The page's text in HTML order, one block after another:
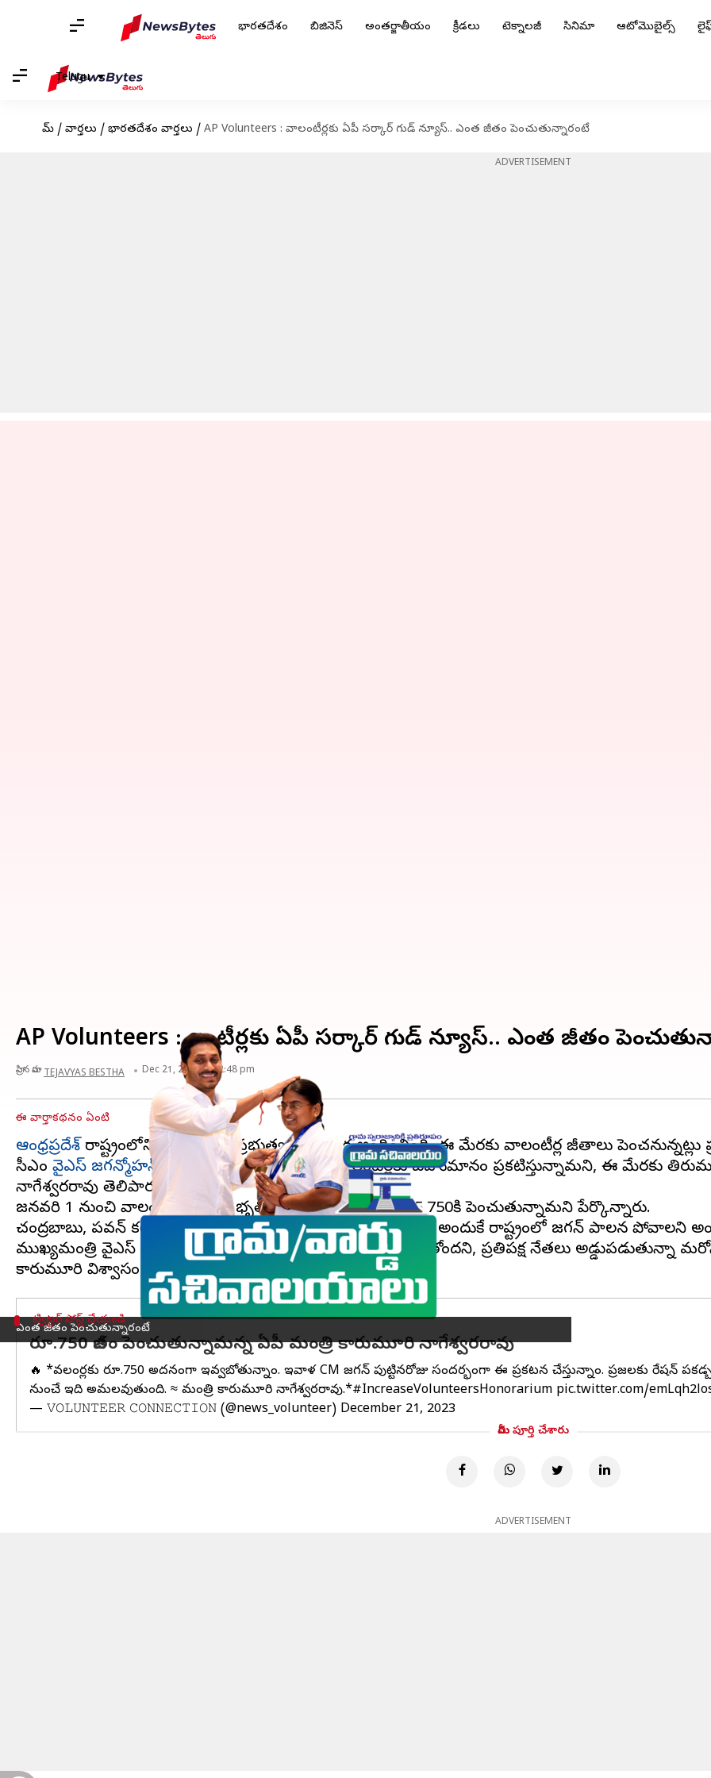
భారతదేశం బిజినెస్ అంతర్జాతీయం క్రీడలు టెక్నాలజీ సినిమా ఆటోమొబైల్స్
Telugu
హోమ్ / వార్తలు / భారతదేశం వార్తలు / AP Volunteers : వాలంటీర్లకు ఏపీ సర్కార్ గుడ్ న్యూస్.. ఎంత జీతం పెంచుతున్నారంటే
ADVERTISEMENT
ఎంత జీతం పెంచుతున్నారంటే
AP Volunteers : వాలంటీర్లకు ఏపీ సర్కార్ గుడ్ న్యూస్.. ఎంత జీతం
వ్రాసిన వారు TEJAVYAS BESTHA Dec 21, 2023 02:48 pm
ఈ వార్తాకథనం ఏంటి
ఆంధ్రప్రదేశ్ రాష్ట్రంలోని వాలంటీర్లకు ప్రభుత్వం శుభవార్త అందించింది. ఈ మేరకు వాలంటీర్ల జీతాలు పెంచనున్నట్లు
సీఎం వైఎస్ జగన్మోహన్ రెడ్డి
పుట్టినరోజు సందర్భంగా వాలంటీర్లకు బహుమానం ప్రకటిస్తున్నామని, ఈ మేరకు
నాగేశ్వరరావు తెలిపారు.
జనవరి 1 నుంచి వాలంటీర్లకు గౌరవ భృతిని రూ.5 వేల నుంచి రూ.5,750కి పెంచుతున్నామని పేర్కొన్నారు.
చంద్రబాబు, పవన్ కల్యాణ్'లు రాష్ట్రాన్ని దోచుకోవాలని చూస్తున్నారని, అందుకే రాష్ట్రంలో జగన్ పాలన పోవాలని
ముఖ్యమంత్రి వైఎస్ జగన్ పాలనలో రాష్ట్రం అభివృద్ధి పథంలో సాగుతోందని, ప్రతిపక్ష నేతలు అడ్డుపడుతున్నా
ట్విట్టర్ పోస్ట్ చేయండి
రూ.750 జీతం పెంచుతున్నామన్న ఏపీ మంత్రి కారుమూరి నాగేశ్వరరావు
🔥 *వలంటీర్లకు రూ.750 అదనంగా ఇవ్వబోతున్నాం. ఇవాళ CM జగన్ పుట్టినరోజు సందర్భంగా ఈ ప్రకటన చేస్తున్నాం. ప్రజలకు రేషన్
నుంచే ఇది అమలవుతుంది. ≈ మంత్రి కారుమూరి నాగేశ్వరరావు.*#IncreaseVolunteersHonorarium pic.twitter.com/
— 𝚅𝙾𝙻𝚄𝙽𝚃𝙴𝙴𝚁 𝙲𝙾𝙽𝙽𝙴𝙲𝚃𝙸𝙾𝙽 (@news_volunteer) December 21, 2023
మీరు పూర్తి చేశారు
ADVERTISEMENT